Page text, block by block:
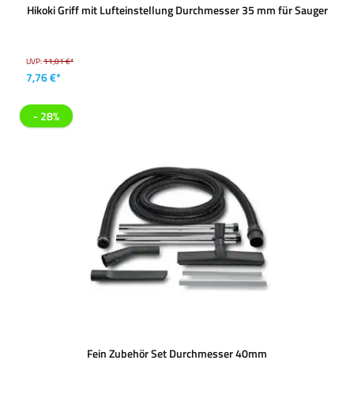
Hikoki Griff mit Lufteinstellung Durchmesser 35 mm für Sauger
UVP:11,01 €*
7,76 €*
- 28%
Fein Zubehör Set Durchmesser 40mm